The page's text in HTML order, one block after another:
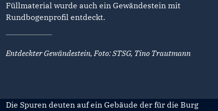
Füllmaterial wurde auch ein Gewändestein mit
Rundbogenprofil entdeckt.
Entdeckter Gewändestein, Foto: STSG, Tino Trautmann
Die Spuren deuten auf ein Gebäude der für die Burg